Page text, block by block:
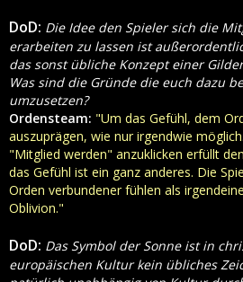
DoD: Die Idee den Spieler sich die
erarbeiten zu lassen ist
das sonst übliche Konzept einer
Was sind die Gründe die euch dazu
umzusetzen?
Ordensteam: "Um das Gefühl, dem
auszuprägen, wie nur irgendwie
"Mitglied werden" anzuklicken erfüllt
das Gefühl ist ein ganz anderes. Die
Orden verbundener fühlen als
Oblivion."
DoD: Das Symbol der Sonne ist in
europäischen Kultur kein übliches